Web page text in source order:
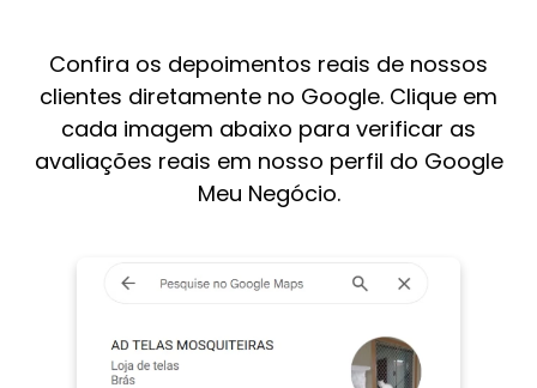
Confira os depoimentos reais de nossos
clientes diretamente no Google. Clique em
cada imagem abaixo para verificar as
avaliações reais em nosso perfil do Google
Meu Negócio.